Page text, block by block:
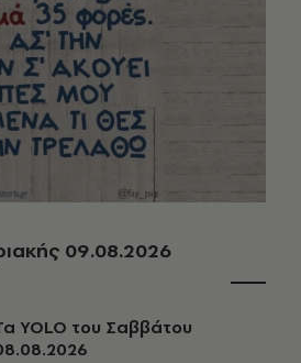
09.08.2026
YOLO του Σαββάτου